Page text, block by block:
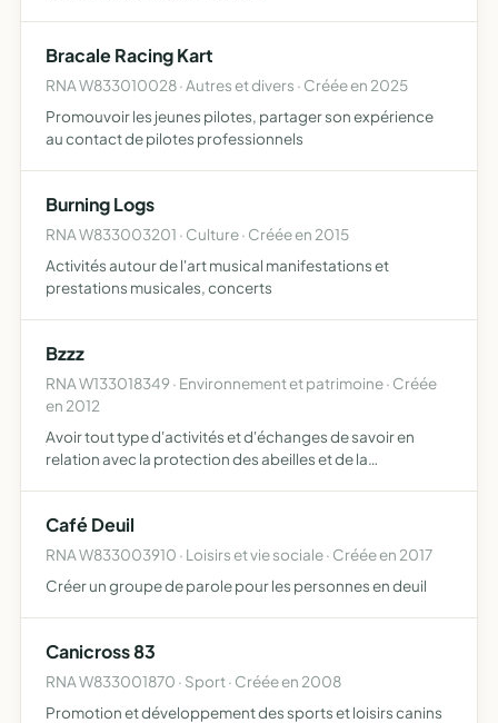
Bracale Racing Kart
RNA W833010028 · Autres et divers · Créée en 2025
Promouvoir les jeunes pilotes, partager son expérience
au contact de pilotes professionnels
Burning Logs
RNA W833003201 · Culture · Créée en 2015
Activités autour de l'art musical manifestations et
prestations musicales, concerts
Bzzz
RNA W133018349 · Environnement et patrimoine · Créée
en 2012
Avoir tout type d'activités et d'échanges de savoir en
relation avec la protection des abeilles et de la
…
Café Deuil
RNA W833003910 · Loisirs et vie sociale · Créée en 2017
Créer un groupe de parole pour les personnes en deuil
Canicross 83
RNA W833001870 · Sport · Créée en 2008
Promotion et développement des sports et loisirs canins